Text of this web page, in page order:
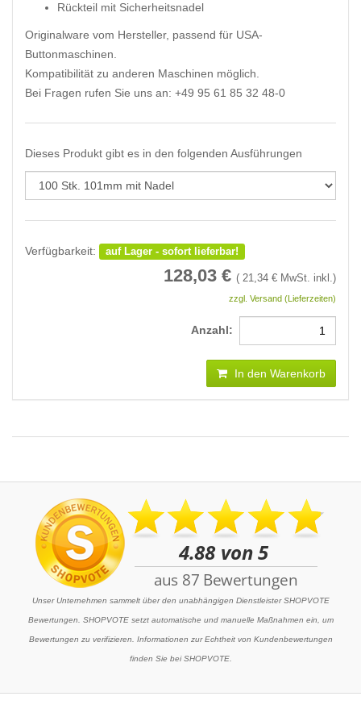
Rückteil mit Sicherheitsnadel
Originalware vom Hersteller, passend für USA-
Buttonmaschinen.
Kompatibilität zu anderen Maschinen möglich.
Bei Fragen rufen Sie uns an: +49 95 61 85 32 48-0
Dieses Produkt gibt es in den folgenden Ausführungen
Verfügbarkeit: auf Lager - sofort lieferbar!
128,03 € ( 21,34 € MwSt. inkl.)
zzgl. Versand (Lieferzeiten)
Anzahl:
In den Warenkorb
Unser Unternehmen sammelt über den unabhängigen Dienstleister SHOPVOTE
Bewertungen. SHOPVOTE setzt automatische und manuelle Maßnahmen ein, um
Bewertungen zu verifizieren. Informationen zur Echtheit von Kundenbewertungen
finden Sie bei SHOPVOTE.